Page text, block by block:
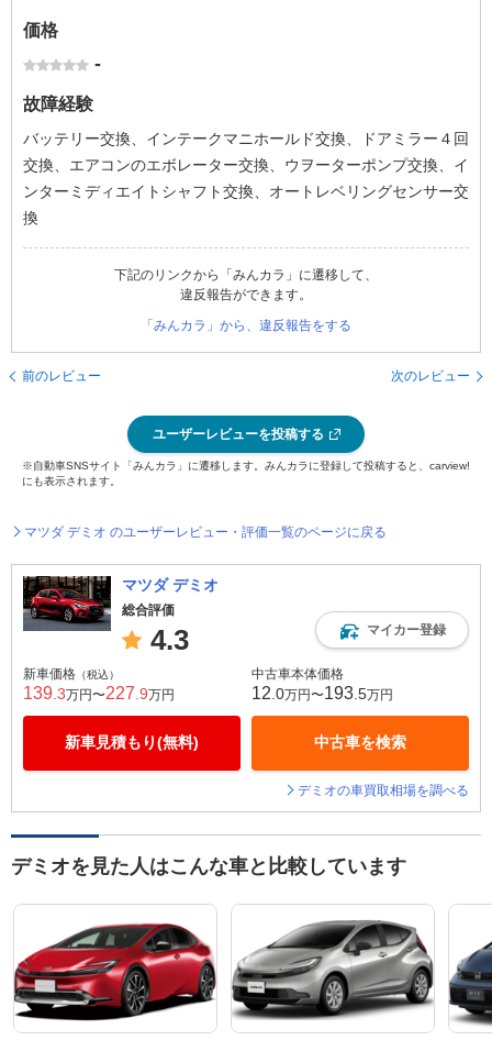
価格
-
故障経験
バッテリー交換、インテークマニホールド交換、ドアミラー４回
交換、エアコンのエボレーター交換、ウヲーターポンプ交換、イ
ンターミディエイトシャフト交換、オートレベリングセンサー交
換
下記のリンクから「みんカラ」に遷移して、
違反報告ができます。
「みんカラ」から、違反報告をする
前のレビュー 次のレビュー
ユーザーレビューを投稿する
※自動車SNSサイト「みんカラ」に遷移します。みんカラに登録して投稿すると、carview!
にも表示されます。
マツダ デミオ のユーザーレビュー・評価一覧のページに戻る
マツダ デミオ
総合評価
4.3 マイカー登録
新車価格 （税込）
139 .3万円〜227 .9万円
新車見積もり(無料)
中古車本体価格
12 .0万円〜193 .5万円
中古車を検索
デミオの車買取相場を調べる
デミオを見た人はこんな車と比較しています